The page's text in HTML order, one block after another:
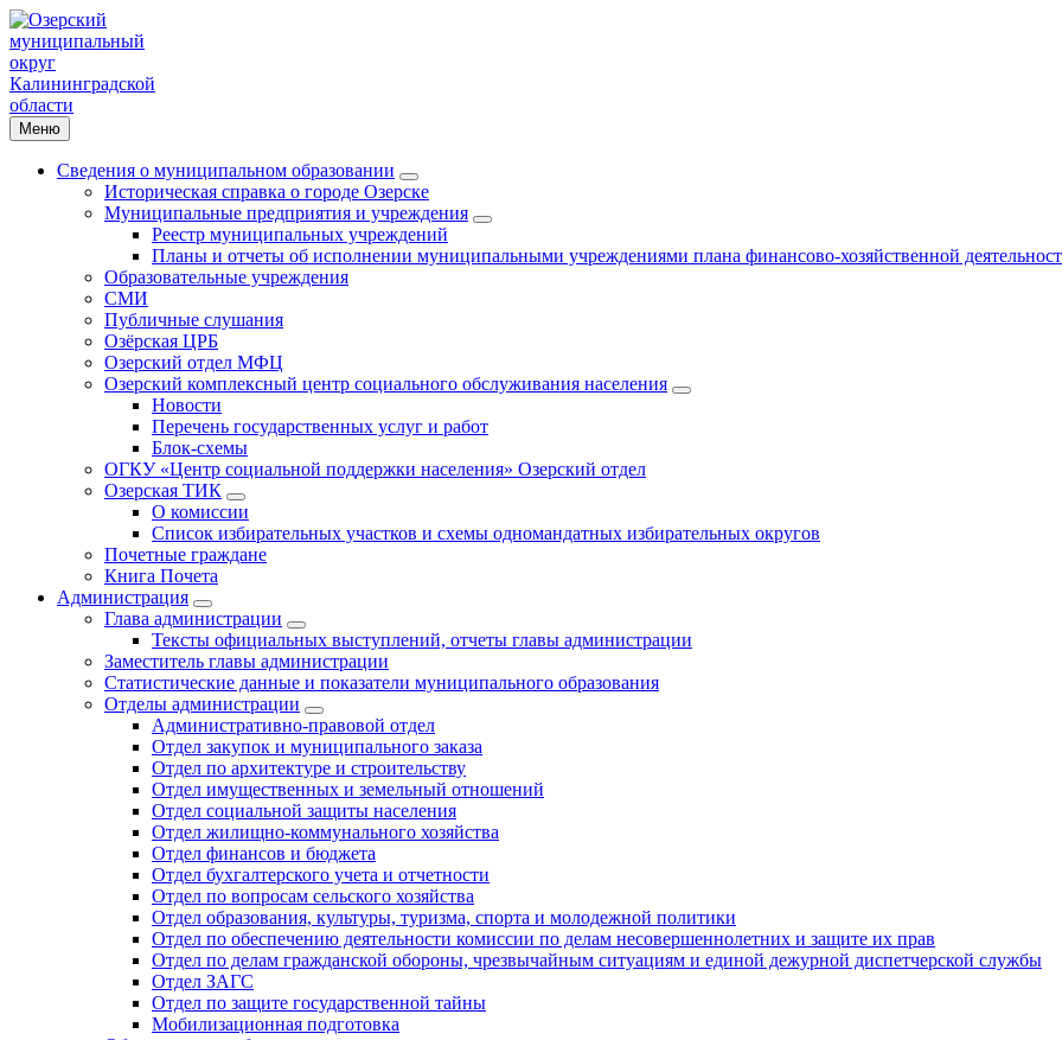
Меню
Сведения о муниципальном образовании
Историческая справка о городе Озерске
Муниципальные предприятия и учреждения
Реестр муниципальных учреждений
Планы и отчеты об исполнении муниципальными учреждениями плана финансово-хозяйственной
Образовательные учреждения
СМИ
Публичные слушания
Озёрская ЦРБ
Озерский отдел МФЦ
Озерский комплексный центр социального обслуживания населения
Новости
Перечень государственных услуг и работ
Блок-схемы
ОГКУ «Центр социальной поддержки населения» Озерский отдел
Озерская ТИК
О комиссии
Список избирательных участков и схемы одномандатных избирательных округов
Почетные граждане
Книга Почета
Администрация
Глава администрации
Тексты официальных выступлений, отчеты главы администрации
Заместитель главы администрации
Статистические данные и показатели муниципального образования
Отделы администрации
Административно-правовой отдел
Отдел закупок и муниципального заказа
Отдел по архитектуре и строительству
Отдел имущественных и земельный отношений
Отдел социальной защиты населения
Отдел жилищно-коммунального хозяйства
Отдел финансов и бюджета
Отдел бухгалтерского учета и отчетности
Отдел по вопросам сельского хозяйства
Отдел образования, культуры, туризма, спорта и молодежной политики
Отдел по обеспечению деятельности комиссии по делам несовершеннолетних и защите их прав
Отдел по делам гражданской обороны, чрезвычайным ситуациям и единой дежурной диспетчерской службы
Отдел ЗАГС
Отдел по защите государственной тайны
Мобилизационная подготовка